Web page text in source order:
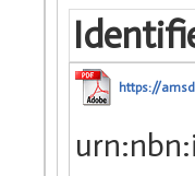
https://